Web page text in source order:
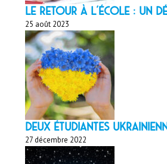
LE RETOUR À L’ÉCOLE :
25 août 2023
Deux étudiantes
27 décembre 2022